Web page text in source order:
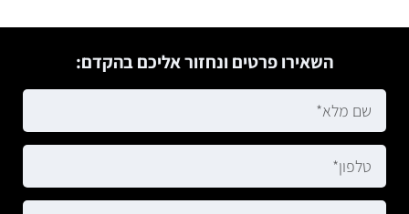
השאירו פרטים ונחזור אליכם בהקדם: